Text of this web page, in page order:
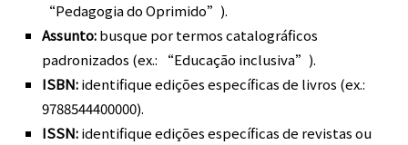
“Pedagogia do Oprimido”).
Assunto:busque por termos catalográficos
padronizados (ex.: “Educação inclusiva”).
ISBN:identifique edições específicas de livros (ex.:
9788544400000).
ISSN:identifique edições específicas de revistas ou